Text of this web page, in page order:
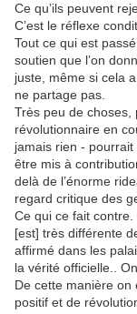
Ce qu’ils peuvent
C’est le réflexe
Tout ce qui est
soutien que l’on
juste, même si cela
ne partage pas.
Très peu de choses,
révolutionnaire en
jamais rien - pourrait
être mis à
delà de l’énorme
regard critique des
Ce qui ce fait
[est] très différente
affirmé dans les
la vérité officielle..
De cette manière
positif et de